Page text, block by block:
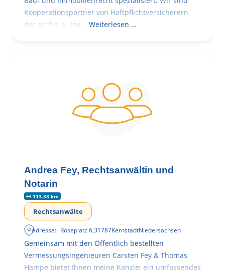
Kooperationspartner von Haftpflichtversicherern
der Archit. u. Ing.
Weiterlesen …
Andrea Fey, Rechtsanwältin und
Notarin
113.33 km
Rechtsanwälte
Adresse: Roseplatz 6,31787KernstadtNiedersachsen
Gemeinsam mit den Öffentlich bestellten
Vermessungsingenieuren Carsten Fey & Thomas
Hampe bietet Ihnen meine Kanzlei ein umfassendes